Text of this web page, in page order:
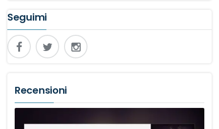
Seguimi
Recensioni